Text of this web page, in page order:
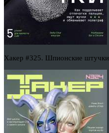
Хакер #325. Шпионские штучки